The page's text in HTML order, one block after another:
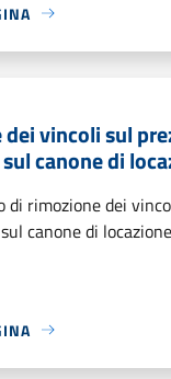
vincoli sul
canone di
di rimozione dei
canone di locazione